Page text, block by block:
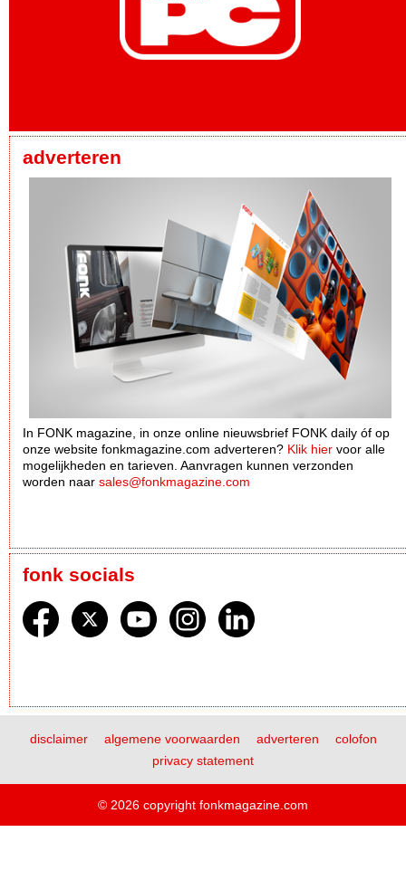
adverteren
In FONK magazine, in onze online nieuwsbrief FONK daily óf op
onze website fonkmagazine.com adverteren? Klik hier voor alle
mogelijkheden en tarieven. Aanvragen kunnen verzonden
worden naar sales@fonkmagazine.com
fonk socials
disclaimer algemene voorwaarden adverteren
colofon
privacy statement
© 2026 copyright fonkmagazine.com